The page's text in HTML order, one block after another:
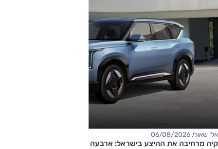
אלי שאולי, 06/08/2026
קיה מרחיבה את ההיצע בישראל: ארבעה דגמים חדשים בדרך